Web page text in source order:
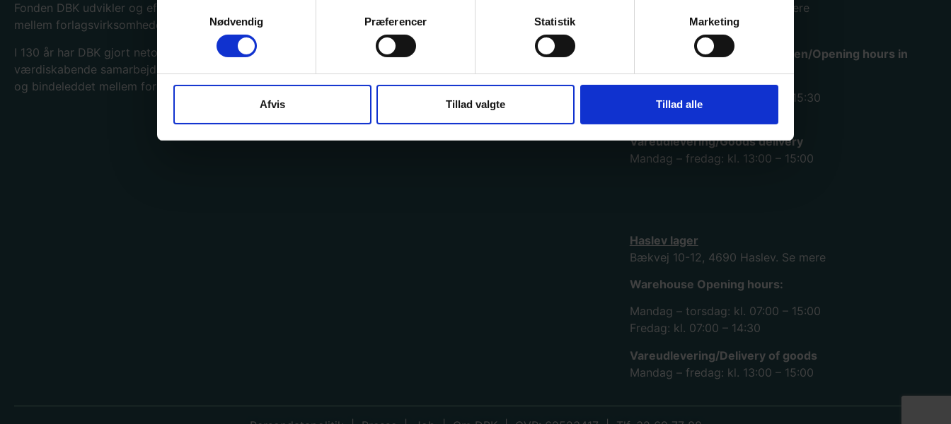
Nødvendig
Præferencer Statistik Marketing
Afvis Tillad valgte Tillad alle
Fonden DBK udvikler og effektiviserer samhandelen
mellem forlagsvirksomheder og boghandlere.
I 130 år har DBK gjort netop det og er blevet en
værdiskabende samarbejdspartner for hele bogbranchen
og bindeleddet mellem forlag og forhandler.
Se mere
Åbningstider i varemodtagelsen/Opening hours in
warehouse
Mandag – torsdag: kl. 07:00 – 15:30
Vareudlevering/Goods delivery
Mandag – fredag: kl. 13:00 – 15:00
Haslev lager
Bækvej 10-12, 4690 Haslev. Se mere
Warehouse Opening hours:
Mandag – torsdag: kl. 07:00 – 15:00
Fredag: kl. 07:00 – 14:30
Vareudlevering/Delivery of goods
Mandag – fredag: kl. 13:00 – 15:00